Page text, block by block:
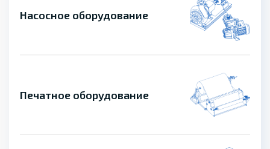
Насосное оборудование
Печатное оборудование